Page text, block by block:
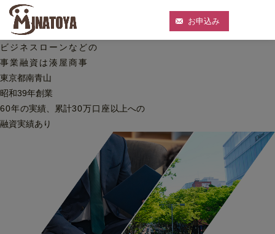
お申込み
ビジネスローンなどの
事業融資は湊屋商事
東京都南青山
昭和39年創業
60年の実績、累計30万口座 以上への
融資実績あり